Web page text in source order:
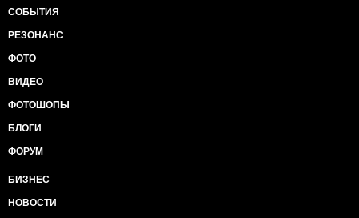
СОБЫТИЯ
РЕЗОНАНС
ФОТО
ВИДЕО
ФОТОШОПЫ
БЛОГИ
ФОРУМ
БИЗНЕС
НОВОСТИ